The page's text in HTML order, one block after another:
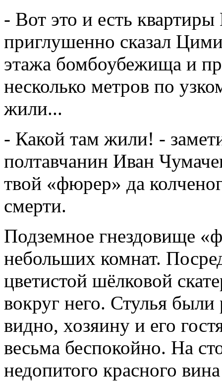
- Вот это и есть квартиры
приглушенно сказал
этажа бомбоубежища и
несколько метров по
жили...
- Какой там жили! -
полтавчанин Иван
твой «фюрер» да
смерти.
Подземное гнездовище
небольших комнат.
цветистой шёлковой
вокруг него. Стулья были
видно, хозяину и его
весьма беспокойно. На
недопитого красного